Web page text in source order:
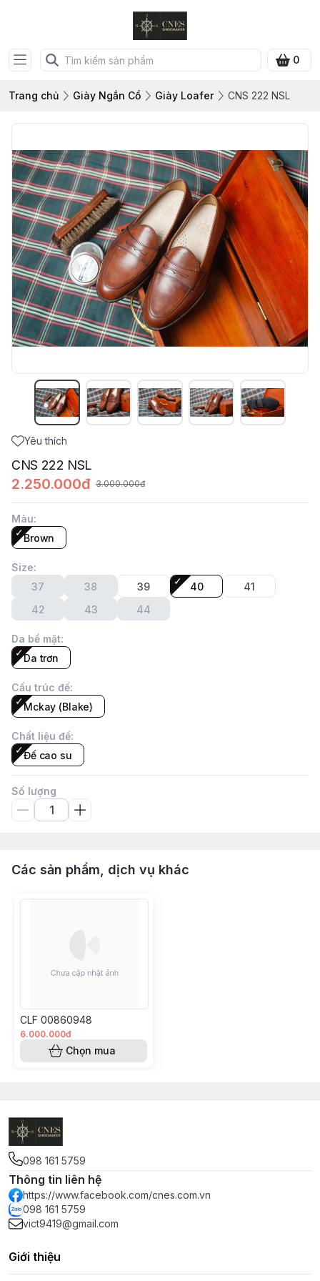
0
Trang chủ Giày Ngắn Cổ Giày Loafer CNS 222 NSL
Yêu thích
CNS 222 NSL
2.250.000đ 3.000.000đ
Màu:
Brown
Size:
37
38 39 40
41
42
43 44
Da bề mặt:
Da trơn
Cấu trúc đế:
Mckay (Blake)
Chất liệu đế:
Đế cao su
Số lượng
Các sản phẩm, dịch vụ khác
CLF 00860948
6.000.000đ
Chọn mua
098 161 5759
Thông tin liên hệ
https://www.facebook.com/cnes.com.vn
098 161 5759
vict9419@gmail.com
Giới thiệu